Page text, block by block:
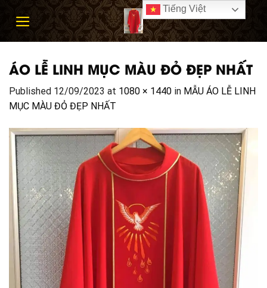
ÁO LỄ LINH MỤC MÀU ĐỎ ĐẸP NHẤT
Published 12/09/2023 at 1080 × 1440 in MẪU ÁO LỄ LINH
MỤC MÀU ĐỎ ĐẸP NHẤT
Tiếng Việt